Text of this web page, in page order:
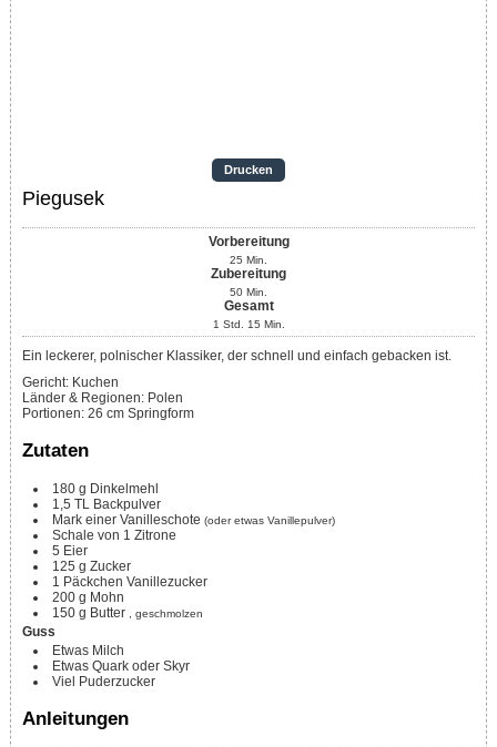
Drucken
Piegusek
Vorbereitung
25 Min.
Zubereitung
50 Min.
Gesamt
1 Std. 15 Min.
Ein leckerer, polnischer Klassiker, der schnell und einfach gebacken ist.
Gericht: Kuchen
Länder & Regionen: Polen
Portionen: 26 cm Springform
Zutaten
180 g Dinkelmehl
1,5 TL
Backpulver
Mark einer Vanilleschote (oder etwas Vanillepulver)
Schale von 1 Zitrone
5 Eier
125 g Zucker
1 Päckchen Vanillezucker
200 g Mohn
150 g Butter , geschmolzen
Guss
Etwas Milch
Etwas Quark oder Skyr
Viel Puderzucker
Anleitungen